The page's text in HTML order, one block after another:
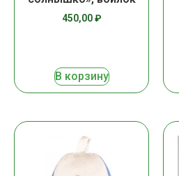
450,00₽
В корзину